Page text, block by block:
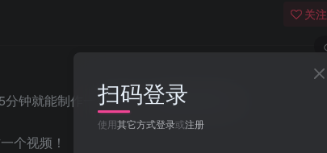
关注
个视频！
扫码登录
使用其它方式登录或注册